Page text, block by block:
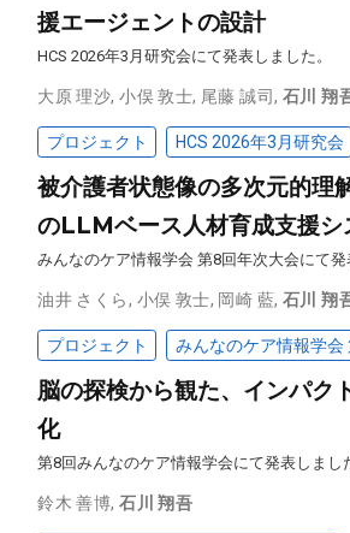
援エージェントの設計
HCS 2026年3月研究会にて発表しました。
大原 理沙,小俣 敦士, 尾藤 誠司,石川 翔
プロジェクト HCS 2026年3月研究会
被介護者状態像の多次元的理
のLLMベース⼈材育成⽀援シ
みんなのケア情報学会 第8回年次大会にて発
油井 さくら, 小俣 敦士, 岡崎 藍,石川 翔
プロジェクト みんなのケア情報学会
脳の探検から観た、インパク
化
第8回みんなのケア情報学会にて発表しまし
鈴木 善博,石川 翔吾